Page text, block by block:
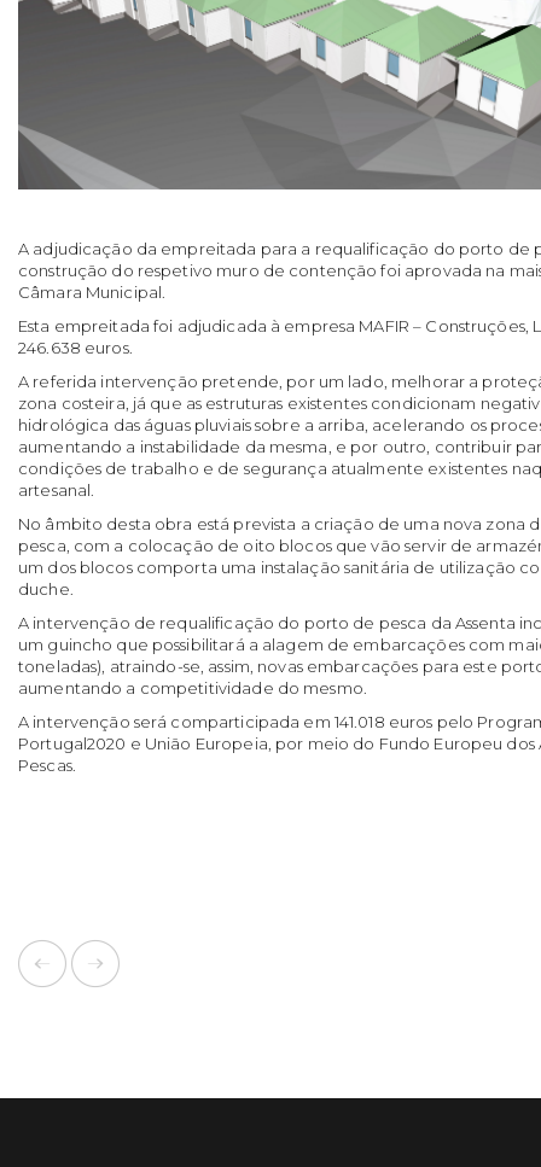
A adjudicação da empreitada para a requalificação do porto de
construção do respetivo muro de contenção foi aprovada na
Câmara Municipal.
Esta empreitada foi adjudicada à empresa MAFIR – Construções,
246.638 euros.
A referida intervenção pretende, por um lado, melhorar a
zona costeira, já que as estruturas existentes condicionam
hidrológica das águas pluviais sobre a arriba, acelerando os
aumentando a instabilidade da mesma, e por outro, contribuir
condições de trabalho e de segurança atualmente existentes
artesanal.
No âmbito desta obra está prevista a criação de uma nova zona
pesca, com a colocação de oito blocos que vão servir de
um dos blocos comporta uma instalação sanitária de utilização
duche.
A intervenção de requalificação do porto de pesca da Assenta
um guincho que possibilitará a alagem de embarcações com
toneladas), atraindo-se, assim, novas embarcações para este
aumentando a competitividade do mesmo.
A intervenção será comparticipada em 141.018 euros pelo
Portugal2020 e União Europeia, por meio do Fundo Europeu dos
Pescas.